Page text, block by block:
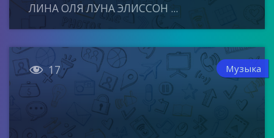
ЛИНА ОЛЯ ЛУНА ЭЛИССОН ...
 17 Музыка